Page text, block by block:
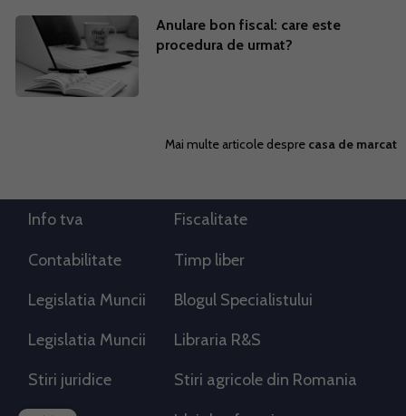
Anulare bon fiscal: care este
procedura de urmat?
Mai multe articole despre casa de marcat
Info tva Fiscalitate
Contabilitate Timp liber
Legislatia Muncii Blogul Specialistului
Legislatia Muncii Libraria R&S
Stiri juridice Stiri agricole din Romania